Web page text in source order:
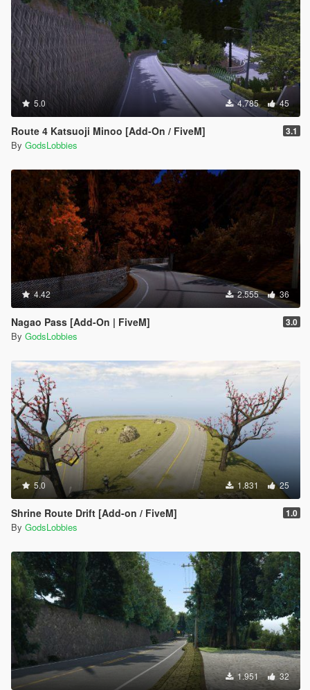
5.0 4.785 45
Route 4 Katsuoji Minoo [Add-On / FiveM] 3.1
By GodsLobbies
4.42 2.555 36
Nagao Pass [Add-On | FiveM] 3.0
By GodsLobbies
5.0 1.831 25
Shrine Route Drift [Add-on / FiveM] 1.0
By GodsLobbies
1.951 32